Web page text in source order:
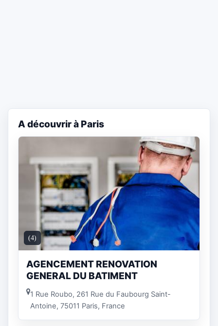
A découvrir à Paris
(4)
AGENCEMENT RENOVATION
GENERAL DU BATIMENT
1 Rue Roubo, 261 Rue du Faubourg Saint-
Antoine, 75011 Paris, France